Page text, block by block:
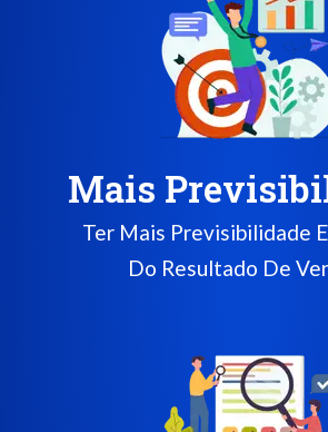
Mais
Ter Mais Previsibilidade
Do Resultado De